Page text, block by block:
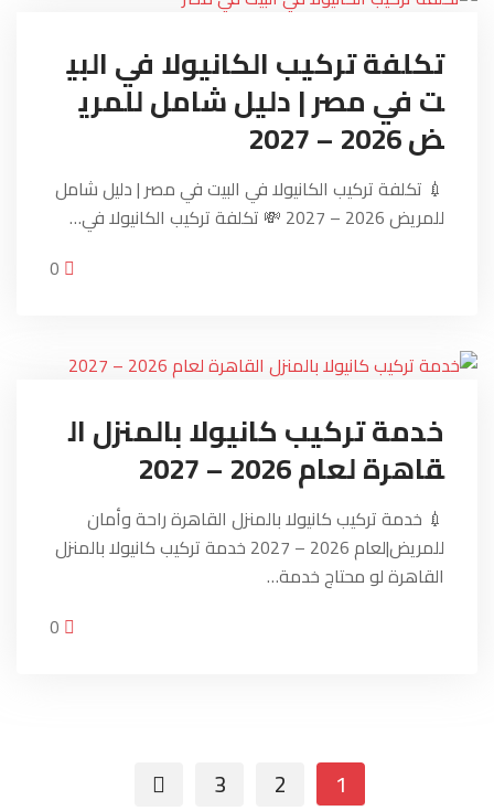
تكلفة تركيب الكانيولا في البي
ت في مصر | دليل شامل للمري
ض 2026 – 2027
💉 تكلفة تركيب الكانيولا في البيت في مصر | دليل شامل
للمريض 2026 – 2027 💸 تكلفة تركيب الكانيولا في…
خدمة تركيب كانيولا بالمنزل ال
قاهرة لعام 2026 – 2027
💉 خدمة تركيب كانيولا بالمنزل القاهرة راحة وأمان
للمريض|لعام 2026 – 2027 خدمة تركيب كانيولا بالمنزل
القاهرة لو محتاج خدمة…
1
2
3